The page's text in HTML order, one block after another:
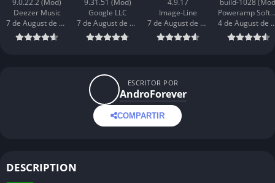
Deezer Music
7 de August de 2026
Google LLC
7 de August de 2026
Image-Line
7 de August de 2026
Poweramp Software Design (Max MP)
4 de
ESCRITOR POR
AndroForever
COMPARTIR
DESCRIPTION